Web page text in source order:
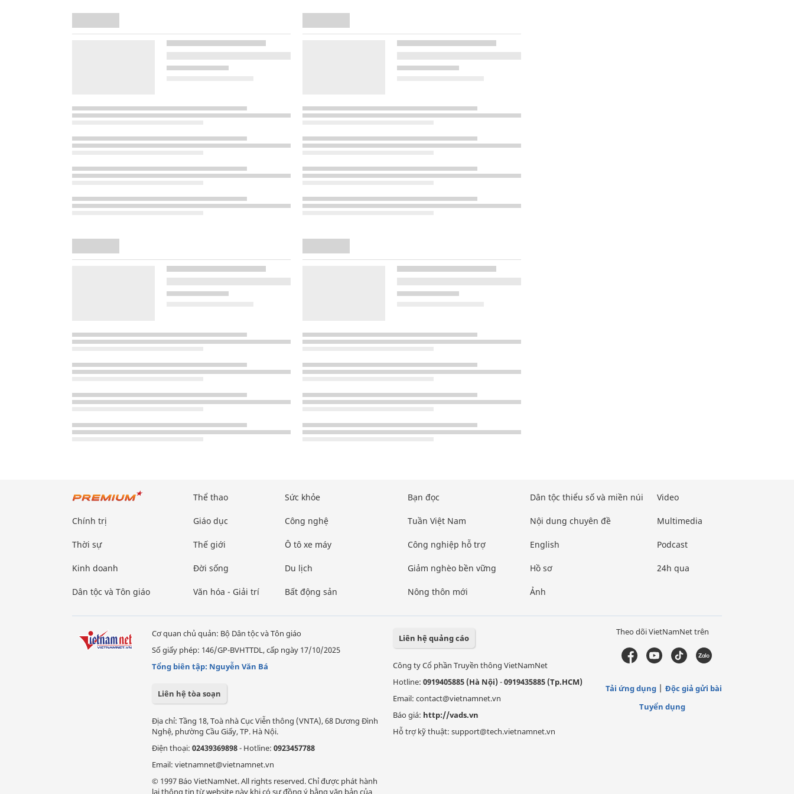
Chính trị
Thời sự
Kinh doanh
Dân tộc và Tôn giáo
Thể thao
Giáo dục
Thế giới
Đời sống
Văn hóa - Giải trí
Sức khỏe
Công nghệ
Ô tô xe máy
Du lịch
Bất động sản
Bạn đọc
Tuần Việt Nam
Công nghiệp hỗ trợ
Giảm nghèo bền vững
Nông thôn mới
Dân tộc thiểu số và miền núi
Nội dung chuyên đề
English
Hồ sơ
Ảnh
Video
Multimedia
Podcast
24h qua
Cơ quan chủ quản: Bộ Dân tộc và Tôn giáo
Số giấy phép: 146/GP-BVHTTDL, cấp ngày 17/10/2025
Tổng biên tập: Nguyễn Văn Bá
Liên hệ tòa soạn
Địa chỉ: Tầng 18, Toà nhà Cục Viễn thông (VNTA), 68 Dương Đình
Nghệ, phường Cầu Giấy, TP. Hà Nội.
Điện thoại: 02439369898- Hotline: 0923457788
Email: vietnamnet@vietnamnet.vn
© 1997 Báo VietNamNet. All rights reserved. Chỉ được phát hành
lại thông tin từ website này khi có sự đồng ý bằng văn bản của
Liên hệ quảng cáo
Công ty Cổ phần Truyền thông VietNamNet
Hotline: 0919405885 (Hà Nội)-0919435885 (Tp.HCM)
Email: contact@vietnamnet.vn
Báo giá: http://vads.vn
Hỗ trợ kỹ thuật: support@tech.vietnamnet.vn
Theo dõi VietNamNet trên
Tải ứng dụng
Độc giả gửi bài
Tuyển dụng